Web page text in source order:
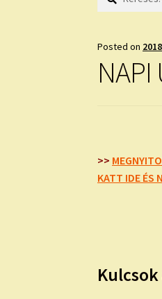
Posted on
NAPI
>>
KATT IDE ÉS